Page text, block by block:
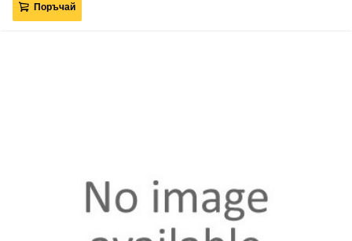
Поръчай